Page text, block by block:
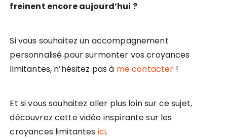
freinent encore aujourd’hui ?
Si vous souhaitez un accompagnement
personnalisé pour surmonter vos croyances
limitantes, n’hésitez pas à me contacter !
Et si vous souhaitez aller plus loin sur ce sujet,
découvrez cette vidéo inspirante sur les
croyances limitantes ici.